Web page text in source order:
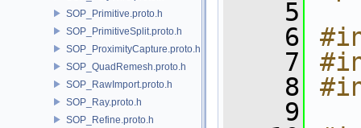
SOP_Primitive.proto.h
SOP_PrimitiveSplit.proto.h
SOP_ProximityCapture.proto.h
SOP_QuadRemesh.proto.h
SOP_RawImport.proto.h
SOP_Ray.proto.h
SOP_Refine.proto.h
    5
    6
    7
    8
    9